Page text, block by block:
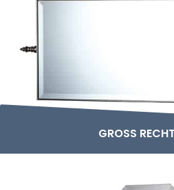
GROSS